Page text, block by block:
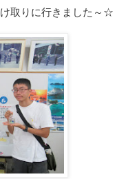
取りに行きました～☆